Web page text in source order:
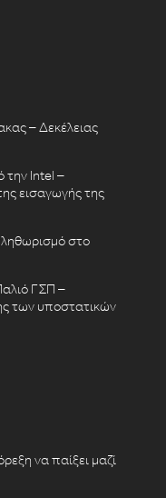
– Δεκέλειας
την Intel –
εισαγωγής της
στο
ΓΣΠ –
των υποστατικών
να παίξει μαζί